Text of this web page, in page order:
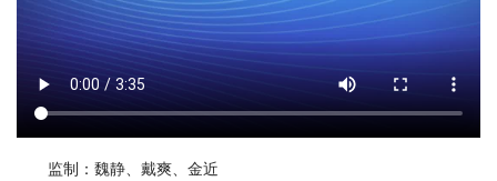
监制：魏静、戴爽、金近